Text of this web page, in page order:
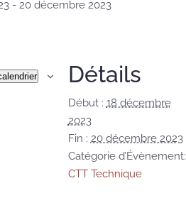
- 20 décembre 2023
Détails
Début : 18 décembre
2023
Fin : 20 décembre 2023
Catégorie d’Évènement:
CTT Technique